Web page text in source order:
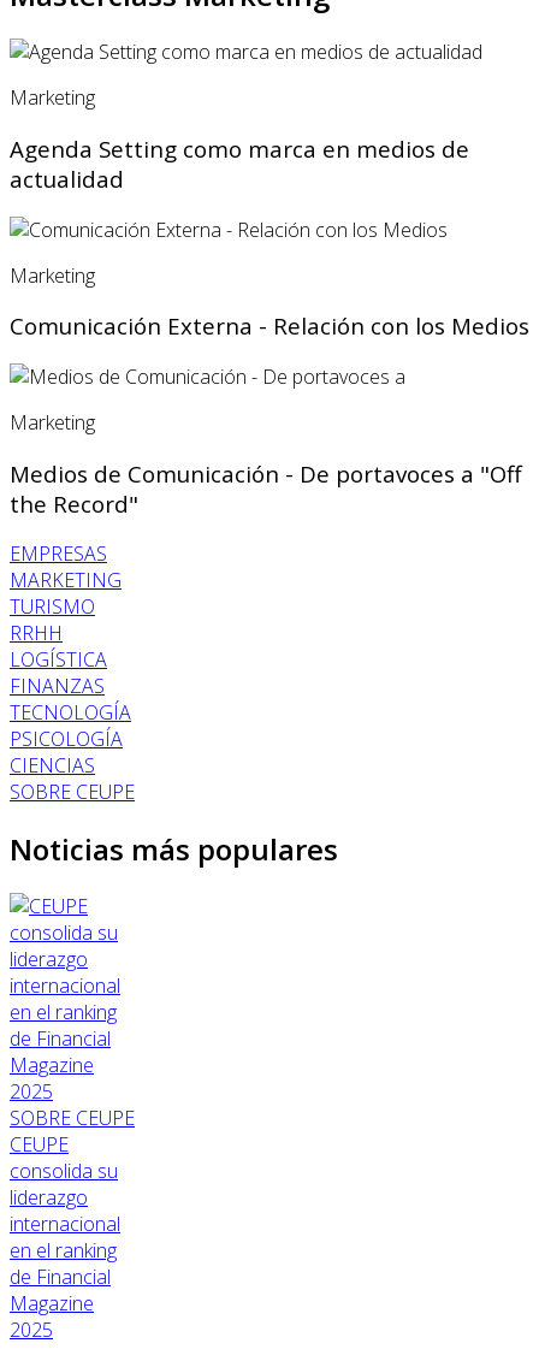
Marketing
Agenda Setting como marca en medios de
actualidad
Marketing
Comunicación Externa - Relación con los Medios
Marketing
Medios de Comunicación - De portavoces a "Off
the Record"
EMPRESAS
MARKETING
TURISMO
RRHH
LOGÍSTICA
FINANZAS
TECNOLOGÍA
PSICOLOGÍA
CIENCIAS
SOBRE CEUPE
Noticias más populares
SOBRE CEUPE
CEUPE
consolida su
liderazgo
internacional
en el ranking
de Financial
Magazine
2025